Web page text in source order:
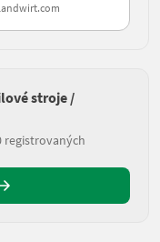
stroje /
registrovaných